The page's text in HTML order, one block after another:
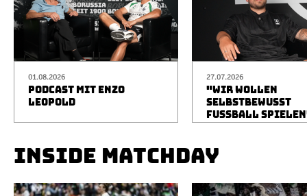
01.08.2026
PODCAST MIT ENZO
LEOPOLD
27.07.2026
"WIR WOLLEN
SELBSTBEWUSST
FUSSBALL
INSIDE MATCHDAY